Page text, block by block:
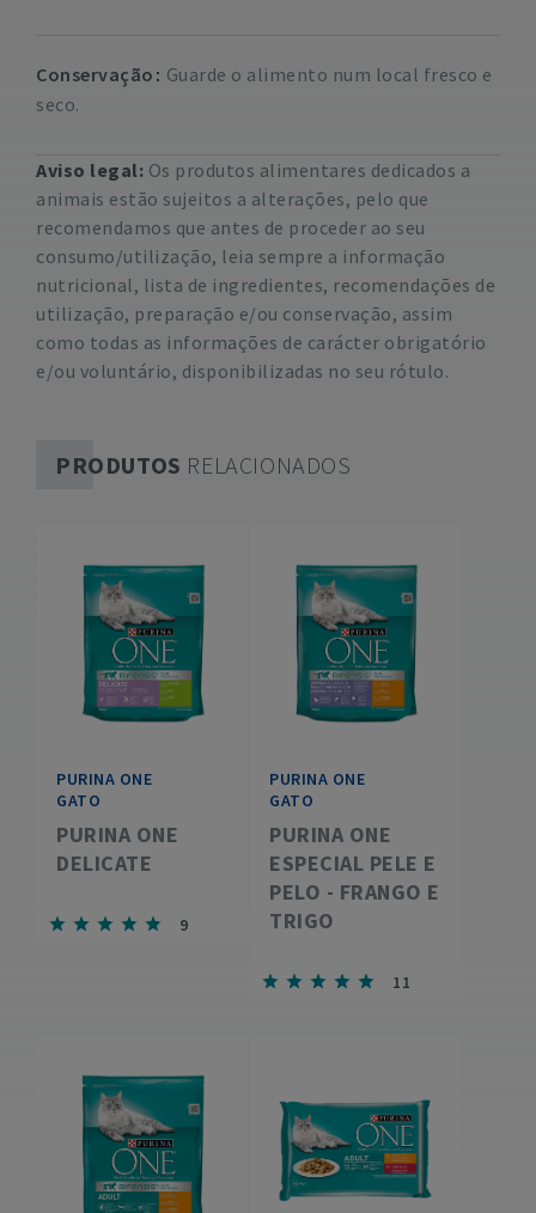
Conservação
Guarde o alimento num local fresco e
seco.
Aviso legal: Os produtos alimentares dedicados a
animais estão sujeitos a alterações, pelo que
recomendamos que antes de proceder ao seu
consumo/utilização, leia sempre a informação
nutricional, lista de ingredientes, recomendações de
utilização, preparação e/ou conservação, assim
como todas as informações de carácter obrigatório
e/ou voluntário, disponibilizadas no seu rótulo.
PRODUTOS RELACIONADOS
PURINA ONE
GATO
PURINA ONE
DELICATE
9
PURINA ONE
GATO
PURINA ONE
ESPECIAL PELE E
PELO - FRANGO E
TRIGO
11